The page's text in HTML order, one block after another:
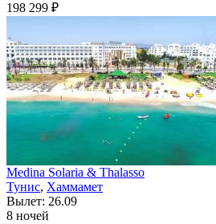
198 299 ₽
Medina Solaria & Thalasso
Тунис, Хаммамет
Вылет: 26.09
8 ночей